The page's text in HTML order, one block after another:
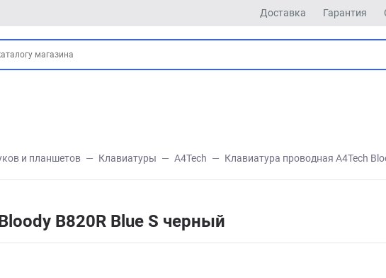
Доставка Гарантия
и планшетов Клавиатуры A4Tech Клавиатура проводная A4Tech
B820R Blue S черный